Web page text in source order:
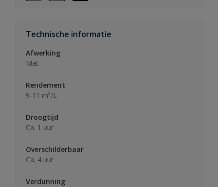
Technische informatie
Afwerking
Mat
Rendement
9-11 m²/L
Droogtijd
Ca. 1 uur
Overschilderbaar
Ca. 4 uur
Verdunning